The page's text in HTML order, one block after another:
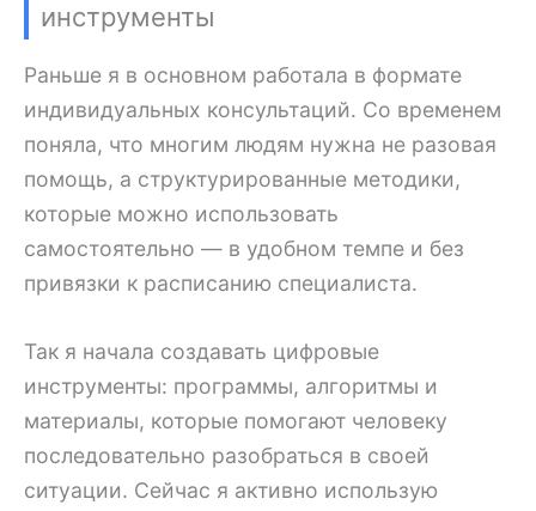
инструменты
Раньше я в основном работала в формате
индивидуальных консультаций. Со временем
поняла, что многим людям нужна не разовая
помощь, а структурированные методики,
которые можно использовать
самостоятельно — в удобном темпе и без
привязки к расписанию специалиста.
Так я начала создавать цифровые
инструменты: программы, алгоритмы и
материалы, которые помогают человеку
последовательно разобраться в своей
ситуации. Сейчас я активно использую